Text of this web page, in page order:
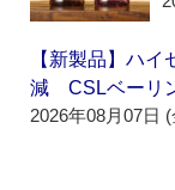
【新製品】ハ
減 CSLベーリ
2026年08月07日 (